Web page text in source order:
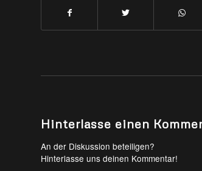
Hinterlasse einen
An der Diskussion beteiligen?
Hinterlasse uns deinen Kommentar!